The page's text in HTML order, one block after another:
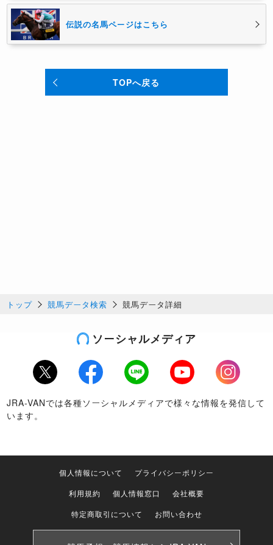
伝説の名馬ページはこちら
TOPへ戻る
トップ 競馬データ検索 競馬データ詳細
ソーシャルメディア
Twitter Facebook LINE Youtube
Instagram
JRA-VANでは各種ソーシャルメディアで様々な情報を発信して
います。
個人情報について
プライバシーポリシー
利用規約
個人情報窓口
会社概要
特定商取引について
お問い合わせ